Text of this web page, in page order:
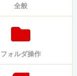
全般
フォルダ操作